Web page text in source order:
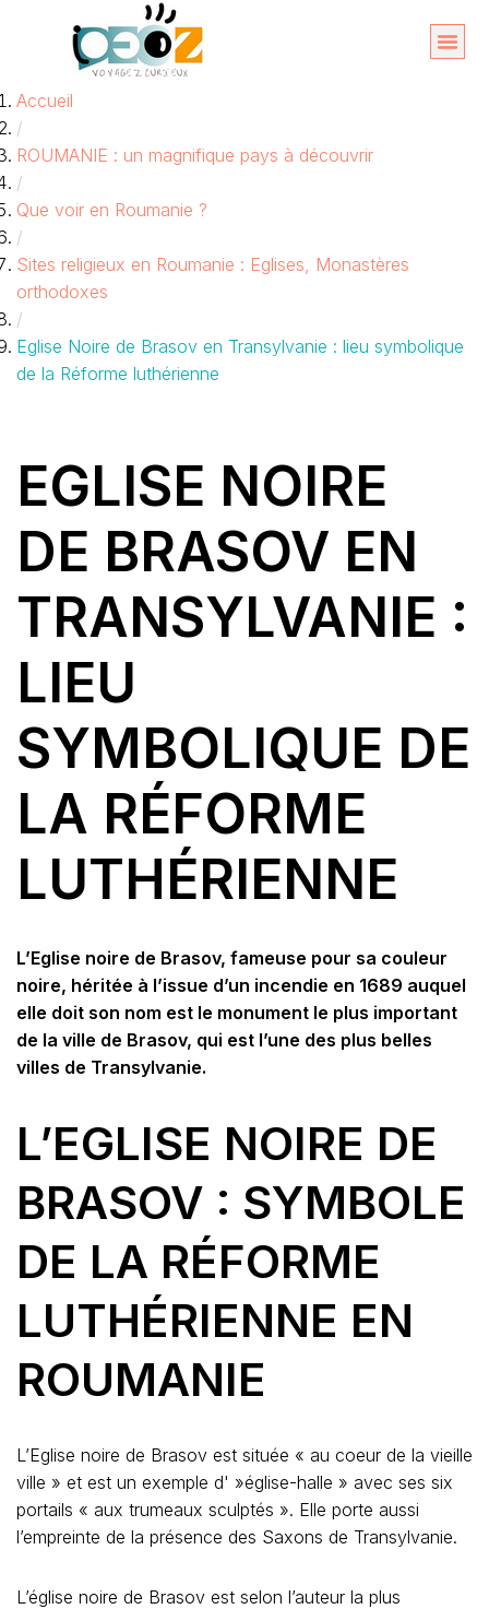
contenu
Accueil
/
ROUMANIE : un magnifique pays à découvrir
/
Que voir en Roumanie ?
/
Sites religieux en Roumanie : Eglises, Monastères
orthodoxes
/
Eglise Noire de Brasov en Transylvanie : lieu symbolique
de la Réforme luthérienne
EGLISE NOIRE
DE BRASOV EN
TRANSYLVANIE :
LIEU
SYMBOLIQUE DE
LA RÉFORME
LUTHÉRIENNE
L’Eglise noire de Brasov, fameuse pour sa couleur
noire, héritée à l’issue d’un incendie en 1689 auquel
elle doit son nom est le monument le plus important
de la ville de Brasov, qui est l’une des plus belles
villes de Transylvanie.
L’EGLISE NOIRE DE
BRASOV : SYMBOLE
DE LA RÉFORME
LUTHÉRIENNE EN
ROUMANIE
L’Eglise noire de Brasov est située « au coeur de la vieille
ville » et est un exemple d' »église-halle » avec ses six
portails « aux trumeaux sculptés ». Elle porte aussi
l’empreinte de la présence des Saxons de Transylvanie.
L’église noire de Brasov est selon l’auteur la plus